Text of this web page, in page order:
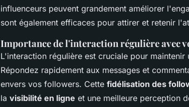
influenceurs peuvent grandement améliorer
sont également efficaces pour attirer et retenir
Importance de l'interaction régulière avec
L'interaction régulière est cruciale pour maintenir
Répondez rapidement aux messages et
envers vos followers. Cette fidélisation des
la visibilité en ligne et une meilleure perception